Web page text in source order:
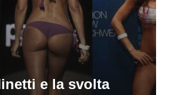
e la svolta